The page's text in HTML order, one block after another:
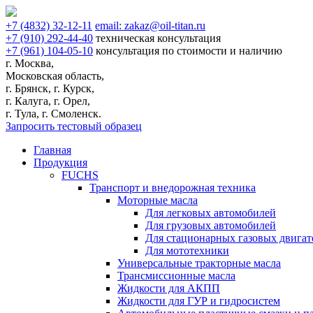
+7 (4832) 32-12-11 email: zakaz@oil-titan.ru
+7 (910) 292-44-40 техническая консультация
+7 (961) 104-05-10 консультация по стоимости и наличию
г. Москва,
Московская область,
г. Брянск, г. Курск,
г. Калуга, г. Орел,
г. Тула, г. Смоленск.
Запросить тестовый образец
Главная
Продукция
FUCHS
Транспорт и внедорожная техника
Моторные масла
Для легковых автомобилей
Для грузовых автомобилей
Для стационарных газовых
Для мототехники
Универсальные тракторные масла
Трансмиссионные масла
Жидкости для АКПП
Жидкости для ГУР и гидросистем